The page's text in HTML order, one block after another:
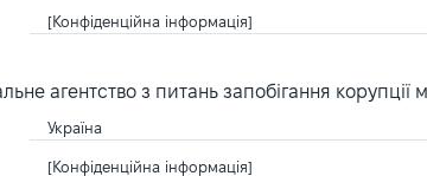
[Конфіденційна інформація]
агентство з питань запобігання
Україна
[Конфіденційна інформація]